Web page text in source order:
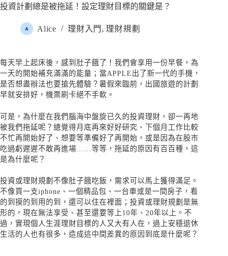
投資計劃總是被拖延！設定理財目標的關鍵是？
Alice 理財入門 , 理財規劃
每天早上起床後，感到肚子餓了！我們會享用一份早餐，為
一天的開始補充滿滿的能量；當APPLE出了新一代的手機，
是否想盡辦法也要搶先體驗？暑假來臨前，出國旅遊的計劃
早就安排好，機票刷卡絕不手軟。
可是，為什麼在我們腦海中盤旋已久的投資理財，卻一再地
被我們拖延呢？總覺得月底再來好好研究、下個月工作比較
不忙再開始好了、想要等準備好了再開始，或是因為在股市
吃過虧遲遲不敢再進場……等等，拖延的原因有百百種，這
是為什麼呢？
投資或理財規劃不像肚子餓吃飯，需求可以馬上獲得滿足。
不像買一支iphone、一個精品包、一台車或是一間房子，看
的到摸的到用的到，還可以住在裡面；投資或理財規劃是無
形的，現在無法享受、甚至還要等上10年、20年以上。不
過，實現個人生涯理財目標的人又大有人在，過上安穩退休
生活的人也有很多，造成這中間差異的原因到底是什麼呢？